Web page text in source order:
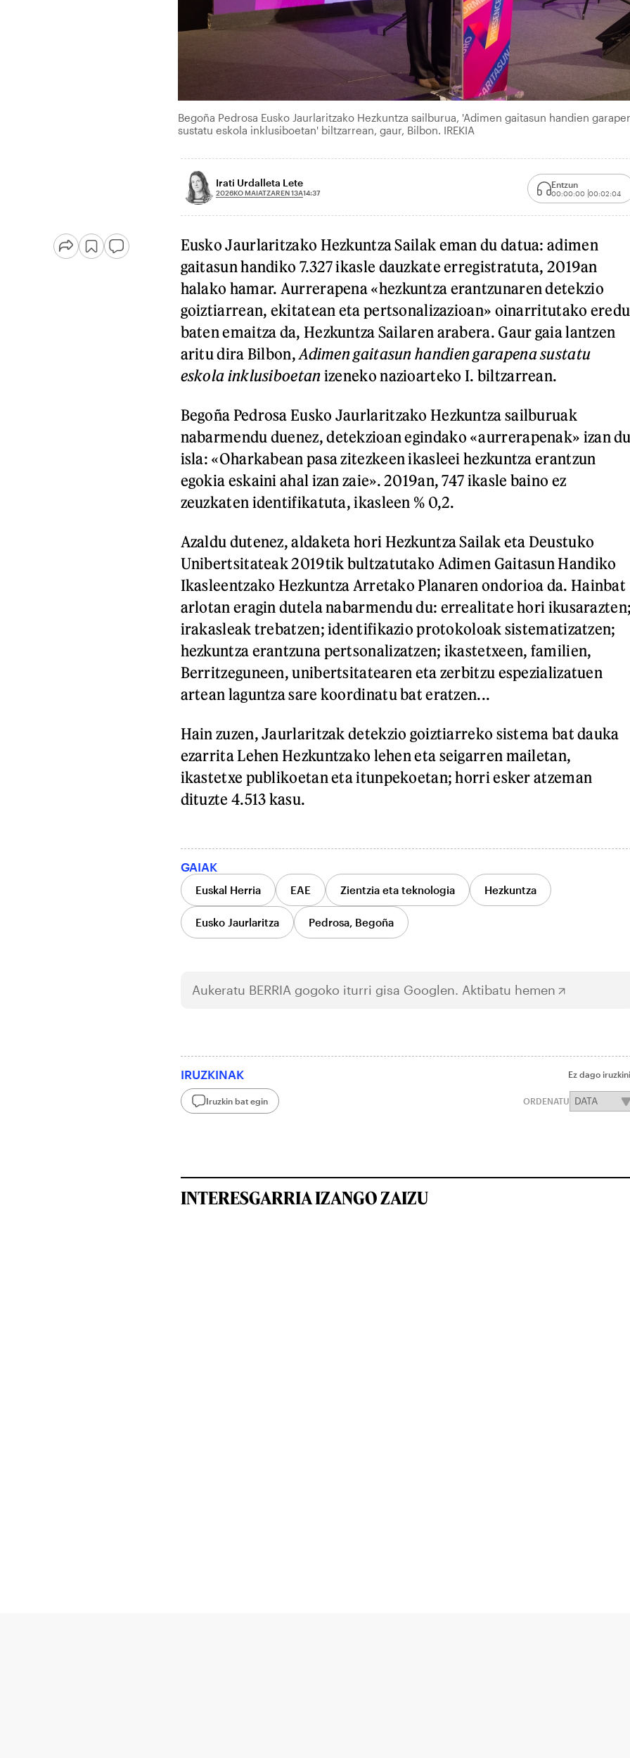
Begoña Pedrosa Eusko Jaurlaritzako Hezkuntza sailburua, 'Adimen gaitasun handien
sustatu eskola inklusiboetan' biltzarrean, gaur, Bilbon. IREKIA
Irati Urdalleta Lete
2026KO MAIATZAREN 13A14:37
Entzun
00:00:00 00:02:04
Eusko Jaurlaritzako Hezkuntza Sailak eman du datua: adimen
gaitasun handiko 7.327 ikasle dauzkate erregistratuta, 2019an
halako hamar. Aurrerapena «hezkuntza erantzunaren detekzio
goiztiarrean, ekitatean eta pertsonalizazioan» oinarritutako eredu
baten emaitza da, Hezkuntza Sailaren arabera. Gaur gaia lantzen
aritu dira Bilbon,Adimen gaitasun handien garapena sustatu
eskola inklusiboetan izeneko nazioarteko I. biltzarrean.
Begoña Pedrosa Eusko Jaurlaritzako Hezkuntza sailburuak
nabarmendu duenez, detekzioan egindako «aurrerapenak» izan
isla: «Oharkabean pasa zitezkeen ikasleei hezkuntza erantzun
egokia eskaini ahal izan zaie». 2019an, 747 ikasle baino ez
zeuzkaten identifikatuta, ikasleen % 0,2.
Azaldu dutenez, aldaketa hori Hezkuntza Sailak eta Deustuko
Unibertsitateak 2019tik bultzatutako Adimen Gaitasun Handiko
Ikasleentzako Hezkuntza Arretako Planaren ondorioa da. Hainbat
arlotan eragin dutela nabarmendu du: errealitate hori
irakasleak trebatzen; identifikazio protokoloak sistematizatzen;
hezkuntza erantzuna pertsonalizatzen; ikastetxeen, familien,
Berritzeguneen, unibertsitatearen eta zerbitzu espezializatuen
artean laguntza sare koordinatu bat eratzen...
Hain zuzen, Jaurlaritzak detekzio goiztiarreko sistema bat dauka
ezarrita Lehen Hezkuntzako lehen eta seigarren mailetan,
ikastetxe publikoetan eta itunpekoetan; horri esker atzeman
dituzte 4.513 kasu.
GAIAK
Euskal Herria EAE Zientzia eta teknologia Hezkuntza
Eusko Jaurlaritza Pedrosa, Begoña
Aukeratu BERRIA gogoko iturri gisa Googlen. Aktibatu hemen
IRUZKINAK Ez dago
Iruzkin bat egin ORDENATU
INTERESGARRIA IZANGO ZAIZU